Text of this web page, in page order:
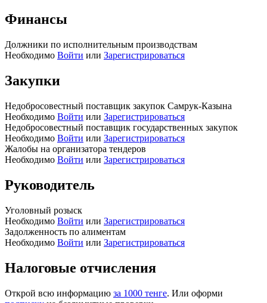
Финансы
Должники по исполнительным производствам
Необходимо Войти или Зарегистрироваться
Закупки
Недобросовестный поставщик закупок Самрук-Казына
Необходимо Войти или Зарегистрироваться
Недобросовестный поставщик государственных закупок
Необходимо Войти или Зарегистрироваться
Жалобы на организатора тендеров
Необходимо Войти или Зарегистрироваться
Руководитель
Уголовный розыск
Необходимо Войти или Зарегистрироваться
Задолженность по алиментам
Необходимо Войти или Зарегистрироваться
Налоговые отчисления
Открой всю информацию за 1000 тенге. Или оформи